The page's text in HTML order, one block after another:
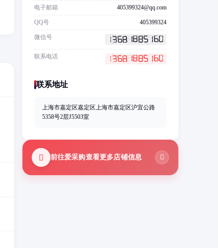
电子邮箱 405399324@qq.com
QQ号 405399324
微信号
联系电话
联系地址
上海市嘉定区嘉定区上海市嘉定区沪宜公路
5358号2层J5503室
前往爱采购查看更多店铺信息